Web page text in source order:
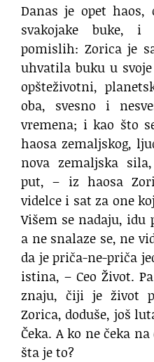
Danas je opet haos,
svakojake buke, i
pomislih: Zorica je
uhvatila buku u
opšteživotni,
oba, svesno i
vremena; i kao što
haosa zemaljskog,
nova zemaljska
put, – iz haosa
videlce i sat za one
Višem se nadaju, idu
a ne snalaze se, ne
da je priča-ne-priča
istina, – Ceo Život.
znaju, čiji je život
Zorica, doduše, još
Čeka. A ko ne čeka
šta je to?